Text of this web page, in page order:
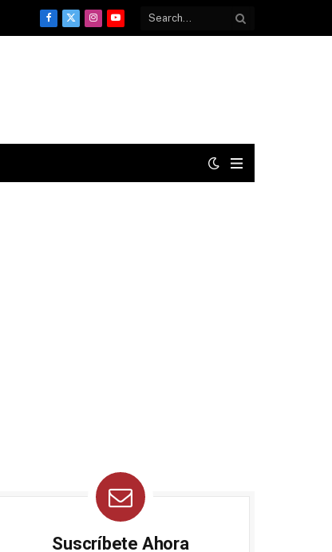
Facebook
X
InstagramYouTube
Suscríbete Ahora